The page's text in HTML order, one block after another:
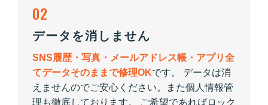
02
データを消しません
SNS履歴・写真・メールアドレス帳・アプリ全
てデータそのままで修理OKです。 データは消
えませんのでご安心ください。また個人情報管
理も徹底しております。 ご希望であればロック